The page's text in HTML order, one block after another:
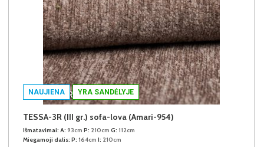
NAUJIENA YRA SANDĖLYJE
TESSA-3R (III gr.) sofa-lova (Amari-954)
Išmatavimai: A: 93cm P: 210cm G: 112cm
Miegamoji dalis: P: 164cm I: 210cm